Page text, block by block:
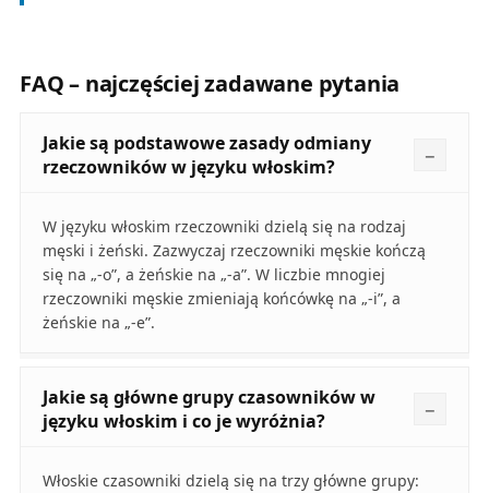
FAQ – najczęściej zadawane pytania
Jakie są podstawowe zasady odmiany
rzeczowników w języku włoskim?
W języku włoskim rzeczowniki dzielą się na rodzaj
męski i żeński. Zazwyczaj rzeczowniki męskie kończą
się na „-o”, a żeńskie na „-a”. W liczbie mnogiej
rzeczowniki męskie zmieniają końcówkę na „-i”, a
żeńskie na „-e”.
Jakie są główne grupy czasowników w
języku włoskim i co je wyróżnia?
Włoskie czasowniki dzielą się na trzy główne grupy: